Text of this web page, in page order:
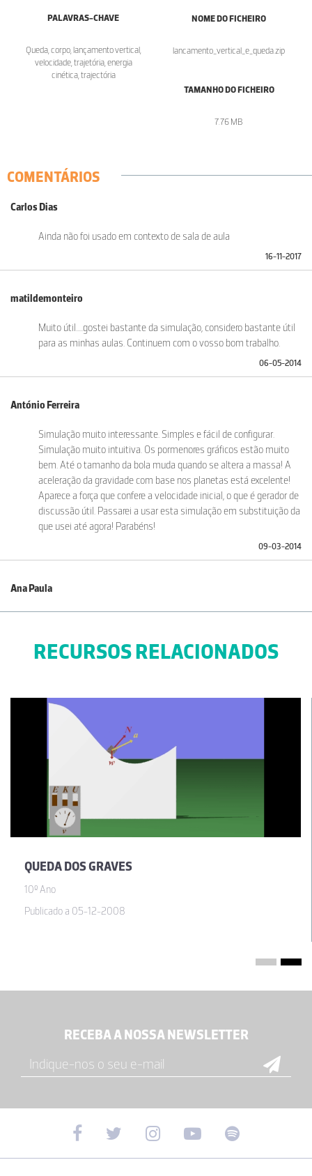
PALAVRAS-CHAVE
Queda, corpo, lançamento vertical,
velocidade, trajetória, energia
cinética, trajectória
NOME DO FICHEIRO
lancamento_vertical_e_queda.zip
TAMANHO DO FICHEIRO
7.76 MB
COMENTÁRIOS
Carlos Dias
Ainda não foi usado em contexto de sala de aula
16-11-2017
matildemonteiro
Muito útil.....gostei bastante da simulação, considero bastante útil
para as minhas aulas. Continuem com o vosso bom trabalho.
06-05-2014
António Ferreira
Simulação muito interessante. Simples e fácil de configurar.
Simulação muito intuitiva. Os pormenores gráficos estão muito
bem. Até o tamanho da bola muda quando se altera a massa! A
aceleração da gravidade com base nos planetas está excelente!
Aparece a força que confere a velocidade inicial, o que é gerador de
discussão útil. Passarei a usar esta simulação em substituição da
que usei até agora! Parabéns!
09-03-2014
Ana Paula
RECURSOS RELACIONADOS
QUEDA DOS GRAVES
10º Ano
Publicado a 05-12-2008
RECEBA A NOSSA NEWSLETTER